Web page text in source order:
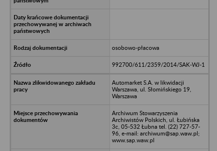
osobowo-płacowa
992700/611/2359/2014/SAK-WJ-1
Automarket S.A. w likwidacji
Warszawa, ul. Słomińskiego 19,
Warszawa
Archiwum Stowarzyszenia
Archiwistów Polskich, ul. Łubińska
3c, 05-532 Łubna tel. (22) 727-57-
96, e-mail: archiwum@sap.waw.pl;
www.sap.waw.pl